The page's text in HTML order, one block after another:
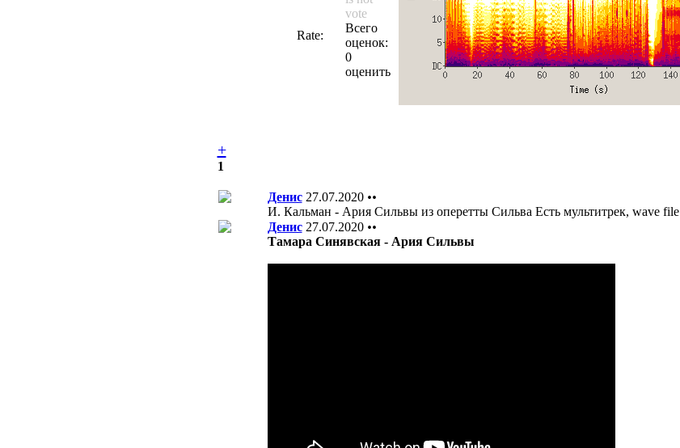
Rate:
vote
Всего
оценок:
0
оценить
+
1
Денис 27.07.2020 ••
И. Кальман - Ария Сильвы из оперетты Сильва Есть мультитрек, wave file
Денис 27.07.2020 ••
Тамара Синявская - Ария Сильвы